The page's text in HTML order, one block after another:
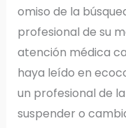
omiso de la
profesional de su
atención médica
haya leído en
un profesional de
suspender o